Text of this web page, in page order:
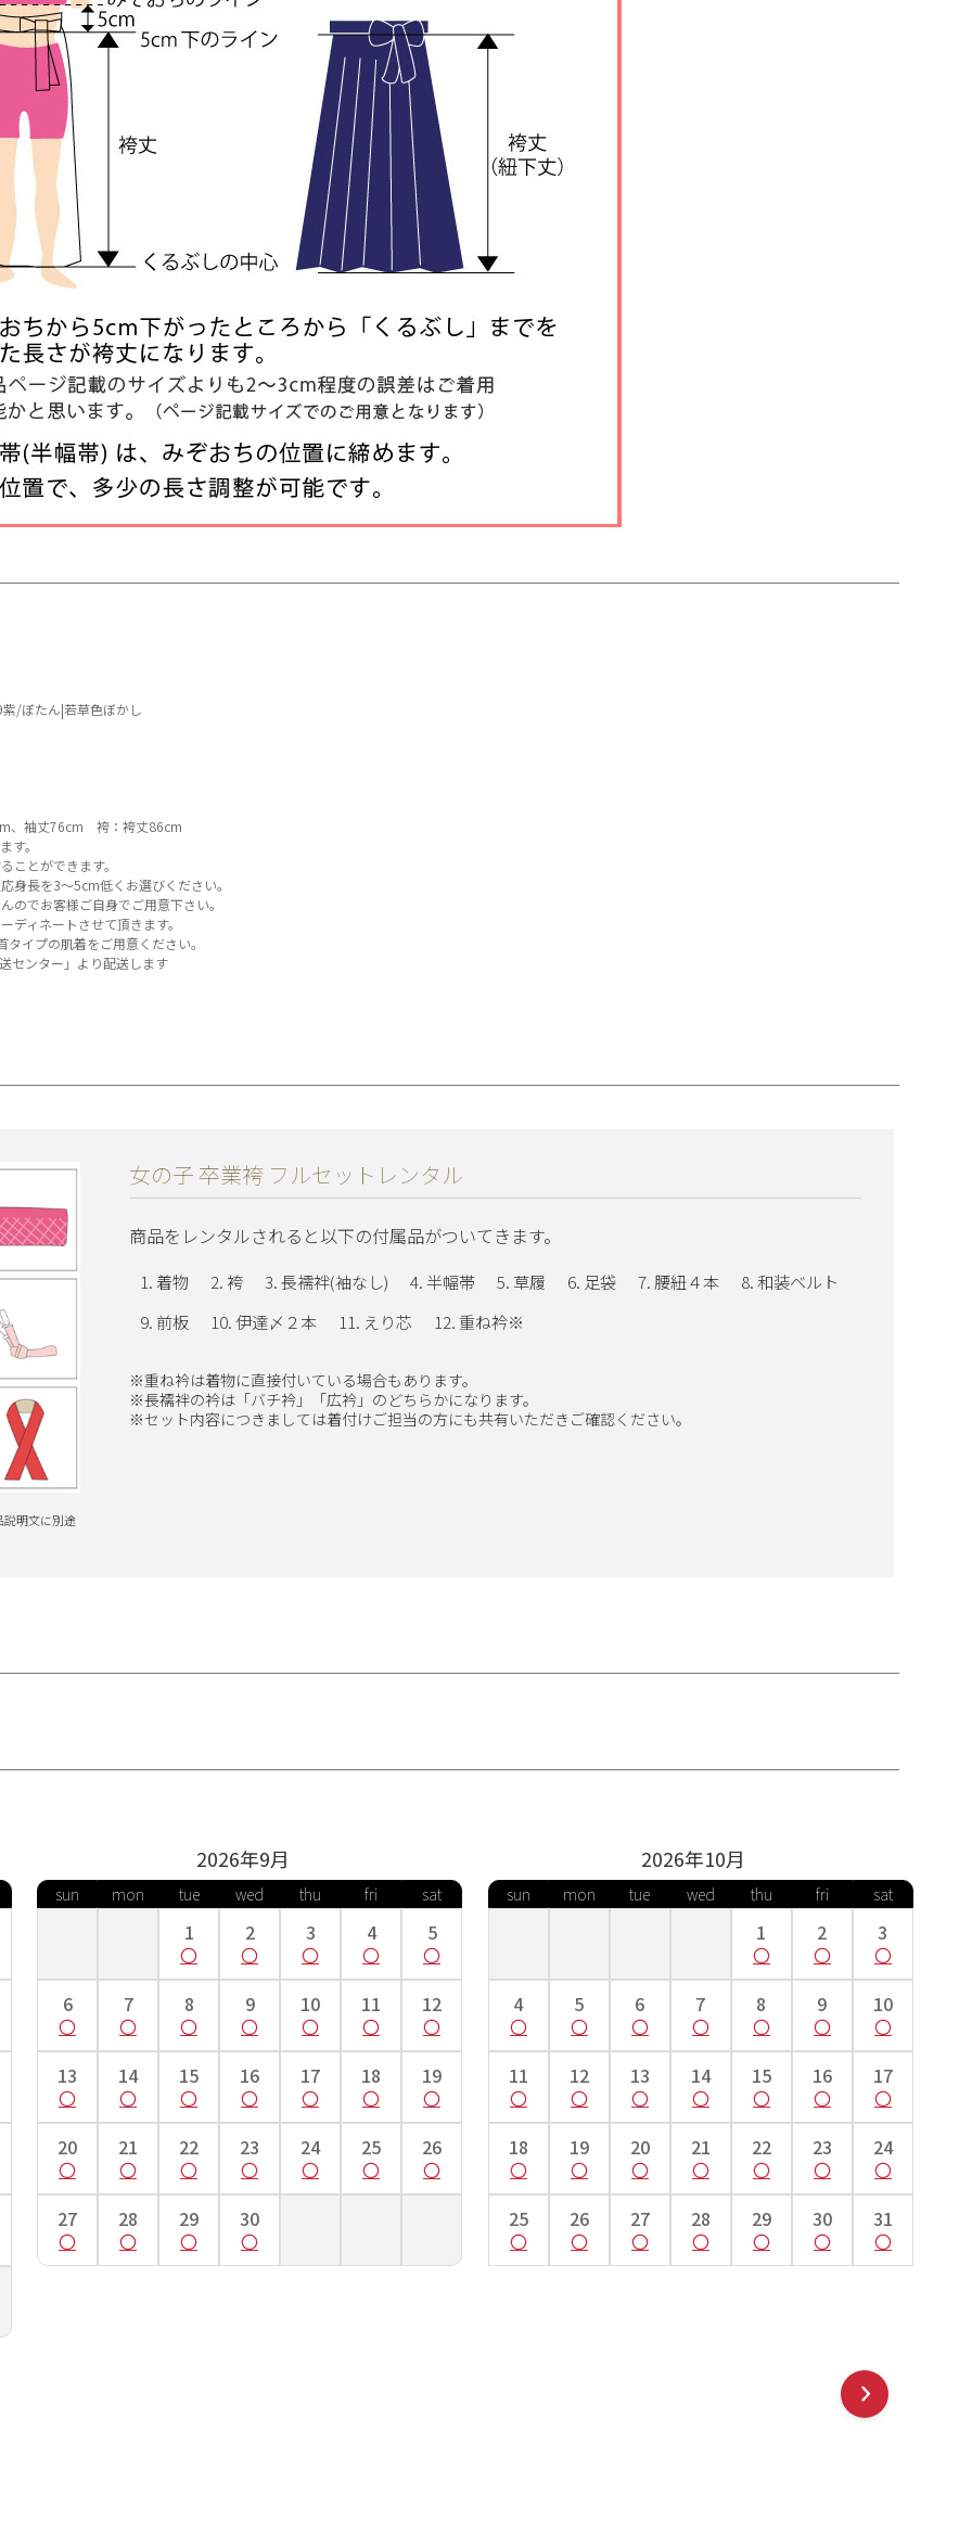
/ぼたん|若草色ぼかし
、袖丈76cm 袴：袴丈86cm
す。
ことができます。
身長を3～5cm低くお選びください。
でお客様ご自身でご用意下さい。
ィネートさせて頂きます。
イプの肌着をご用意ください。
センター」より配送します
女の子 卒業袴 フルセットレンタル
説明文に別途
商品をレンタルされると以下の付属品がついてきます。
着物 袴 長襦袢(袖なし) 半幅帯 草履 足袋 腰紐４本
和装ベルト
前板
伊達〆２本 えり芯 重ね衿※
※重ね衿は着物に直接付いている場合もあります。
※長襦袢の衿は「バチ衿」「広衿」のどちらかになります。
※セット内容につきましては着付けご担当の方にも共有いただきご確認ください。
測り、そこを起点に手のくるぶしまでを測ります。
2026年9月
sun mon tue wed thu fri sat
1 2 3 4 5
6 7 8 9 10 11 12
13 14 15 16 17 18 19
20 21 22 23 24 25 26
27 28 29 30
2026年10月
sun mon tue wed thu fri sat
1 2 3
4 5 6 7 8 9 10
11 12 13 14 15 16 17
18 19 20 21 22 23 24
25 26 27 28 29 30 31